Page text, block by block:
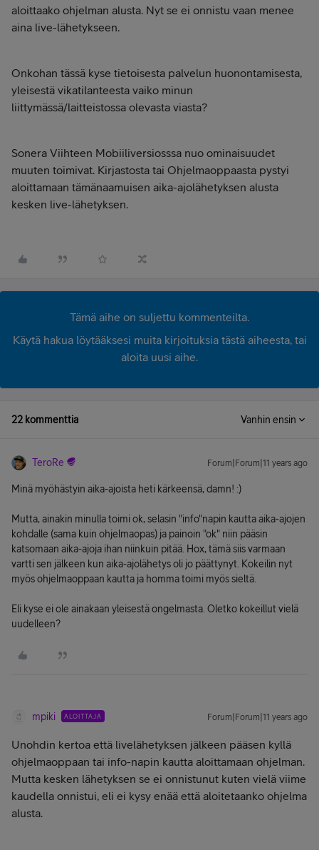
aloittaako ohjelman alusta. Nyt se ei onnistu vaan menee
aina live-lähetykseen.
Onkohan tässä kyse tietoisesta palvelun huonontamisesta,
yleisestä vikatilanteesta vaiko minun
liittymässä/laitteistossa olevasta viasta?
Sonera Viihteen Mobiiliversiosssa nuo ominaisuudet
muuten toimivat. Kirjastosta tai Ohjelmaoppaasta pystyi
aloittamaan tämänaamuisen aika-ajolähetyksen alusta
kesken live-lähetyksen.
Tämä aihe on suljettu kommenteilta.
Käytä hakua löytääksesi muita kirjoituksia tästä aiheesta, tai
aloita uusi aihe.
22 kommenttia Vanhin ensin
TeroRe Forum|Forum|11 years ago
Minä myöhästyin aika-ajoista heti kärkeensä, damn! :)
Mutta, ainakin minulla toimi ok, selasin "info"napin kautta aika-ajojen
kohdalle (sama kuin ohjelmaopas) ja painoin "ok" niin pääsin
katsomaan aika-ajoja ihan niinkuin pitää. Hox, tämä siis varmaan
vartti sen jälkeen kun aika-ajolähetys oli jo päättynyt. Kokeilin nyt
myös ohjelmaoppaan kautta ja homma toimi myös sieltä.
Eli kyse ei ole ainakaan yleisestä ongelmasta. Oletko kokeillut vielä
uudelleen?
mpiki ALOITTAJA Forum|Forum|11 years ago
Unohdin kertoa että livelähetyksen jälkeen pääsen kyllä
ohjelmaoppaan tai info-napin kautta aloittamaan ohjelman.
Mutta kesken lähetyksen se ei onnistunut kuten vielä viime
kaudella onnistui, eli ei kysy enää että aloitetaanko ohjelma
alusta.